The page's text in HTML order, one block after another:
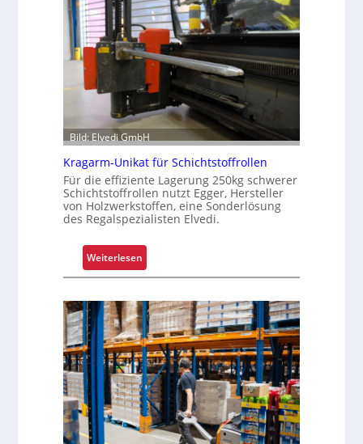
u
m
G
r
i
f
e
n
k
o
m
p
e
e
i
s
t
a
l
s
F
a
Bild: Elvedi GmbH
Kragarm-Unikat für Schichtstoffrollen
Für die effiziente Lagerung 250kg schwerer
Schichtstoffrollen nutzt Egger, Hersteller
von Holzwerkstoffen, eine Sonderlösung
des Regalspezialisten Elvedi.
Weiterlesen
K
a
g
a
r
m
-
U
n